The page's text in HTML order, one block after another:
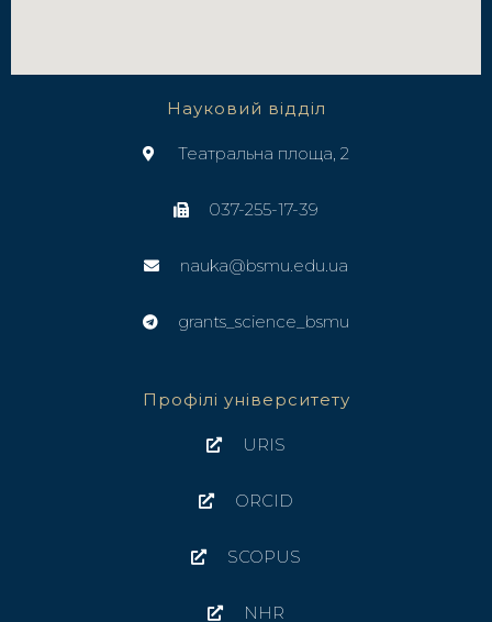
Науковий відділ
Театральна площа, 2
037-255-17-39
nauka@bsmu.edu.ua
grants_science_bsmu
Профілі університету
URIS
ORCID
SCOPUS
NHR